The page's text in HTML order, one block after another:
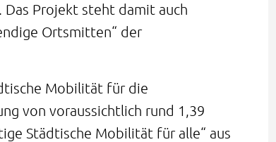
Projekt steht damit auch
Ortsmitten“ der
Mobilität für die
von voraussichtlich rund 1,39
Städtische Mobilität für alle“ aus